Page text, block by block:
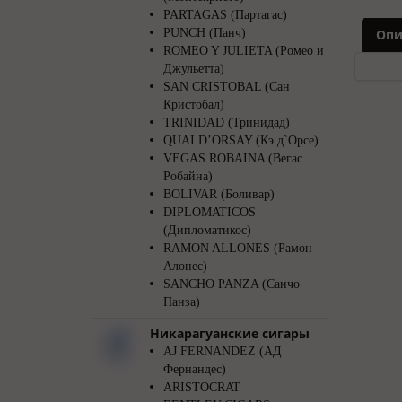
PARTAGAS (Партагас)
PUNCH (Панч)
ROMEO Y JULIETA (Ромео и
Джульетта)
SAN CRISTOBAL (Сан
Кристобал)
TRINIDAD (Тринидад)
QUAI D’ORSAY (Кэ д`Орсе)
VEGAS ROBAINA (Вегас
Робайна)
BOLIVAR (Боливар)
DIPLOMATICOS
(Дипломатикос)
RAMON ALLONES (Рамон
Алонес)
SANCHO PANZA (Санчо
Панза)
Никарагуанские сигары
AJ FERNANDEZ (АД
Фернандес)
ARISTOCRAT